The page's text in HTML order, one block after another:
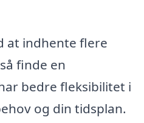
at indhente flere
finde en
bedre fleksibilitet i
og din tidsplan.